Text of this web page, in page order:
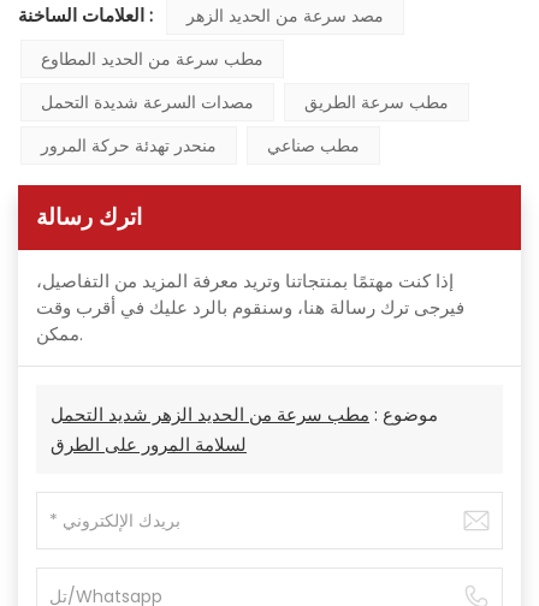
العلامات الساخنة :
مصد سرعة من الحديد الزهر
مطب سرعة من الحديد المطاوع
مصدات السرعة شديدة التحمل
مطب سرعة الطريق
منحدر تهدئة حركة المرور
مطب صناعي
اترك رسالة
إذا كنت مهتمًا بمنتجاتنا وتريد معرفة المزيد من التفاصيل،
فيرجى ترك رسالة هنا، وسنقوم بالرد عليك في أقرب وقت
ممكن.
موضوع : مطب سرعة من الحديد الزهر شديد التحمل
لسلامة المرور على الطرق